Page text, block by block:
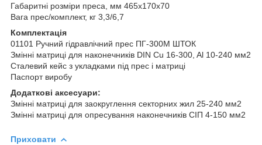
Габаритні розміри преса, мм 465х170х70
Вага прес/комплект, кг 3,3/6,7
Комплектація
01101 Ручний гідравлічний прес ПГ-300М ШТОК
Змінні матриці для наконечників DIN Cu 16-300, Al 10-240 мм2
Сталевий кейс з укладками під прес і матриці
Паспорт виробу
Додаткові аксесуари:
Змінні матриці для заокруглення секторних жил 25-240 мм2
Змінні матриці для опресування наконечників СІП 4-150 мм2
Приховати